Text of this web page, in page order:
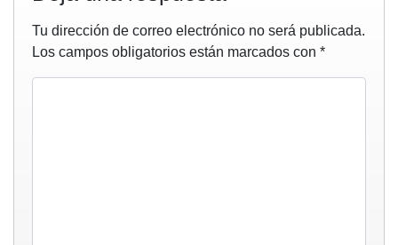
Tu dirección de correo electrónico no será publicada.
Los campos obligatorios están marcados con *